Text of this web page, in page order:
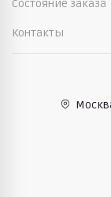
Состояние заказа
Контакты